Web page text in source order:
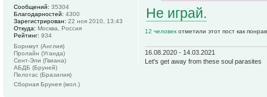
Не играй.
12 человек отметили этот пост как
16.08.2020 - 14.03.2021
Let's get away from these soul parasites
Сообщений: 35304
Благодарностей: 4300
Зарегистрирован: 22 ноя 2010, 13:43
Откуда: Москва, Россия
Рейтинг: 934
Борнмут (Англия)
Пролайн (Уганда)
Сент-Эли (Гвиана)
АБДБ (Бруней)
Пелотас (Бразилия)
Сборная Брунея (мол.)